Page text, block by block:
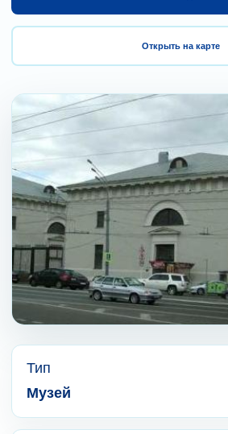
Открыть на карте
Тип
Музей